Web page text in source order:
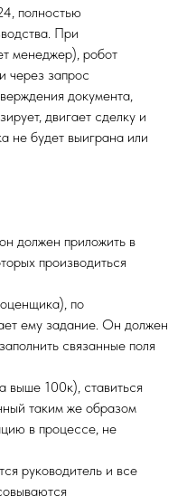
полностью
При
менеджер), робот
через запрос
документа,
двигает сделку и
не будет выиграна или
должен приложить в
производиться
по
ему задание. Он должен
связанные поля
выше 100к), ставиться
таким же образом
в процессе, не
руководитель и все